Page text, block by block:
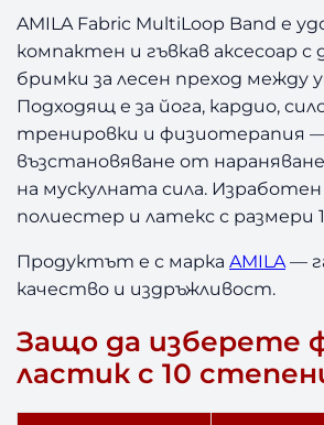
т
и
к
1
0
т
е
п
н
и
m
i
a
AMILA Fabric MultiLoop Band е
компактен и гъвкав аксесоар с
бримки за лесен преход между
Подходящ е за йога, кардио,
тренировки и физиотерапия —
възстановяване от
на мускулната сила.
полиестер и латекс с размери
Продуктът е с маркаAMILA—
качество и издръжливост.
Защо да изберете
ластик с 10